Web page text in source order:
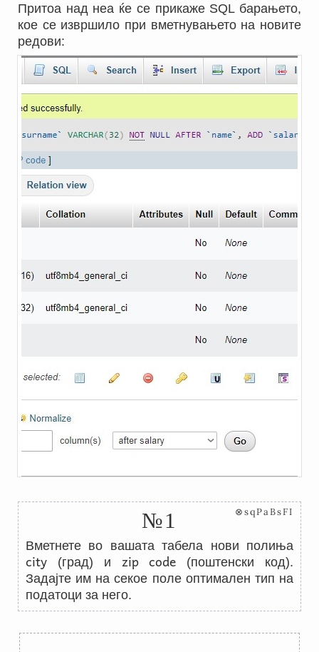
Притоа над неа ќе се прикаже SQL барањето,
кое се извршило при вметнувањето на новите
редови:
№1 ⊗sqPaBsFI
Вметнете во вашата табела нови полиња
city (град) и zip code (поштенски код).
Задајте им на секое поле оптимален тип на
податоци за него.